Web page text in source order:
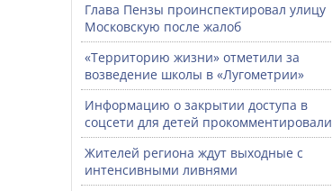
Глава Пензы проинспектировал улицу
Московскую после жалоб
«Территорию жизни» отметили за
возведение школы в «Лугометрии»
Информацию о закрытии доступа в
соцсети для детей прокомментировали
Жителей региона ждут выходные с
интенсивными ливнями